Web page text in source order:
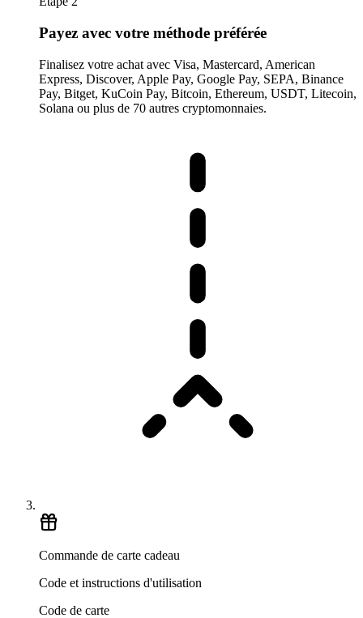
Payez avec votre méthode préférée
Finalisez votre achat avec Visa, Mastercard, American
Express, Discover, Apple Pay, Google Pay, SEPA, Binance
Pay, Bitget, KuCoin Pay, Bitcoin, Ethereum, USDT, Litecoin,
Solana ou plus de 70 autres cryptomonnaies.
Commande de carte cadeau
Code et instructions d'utilisation
Code de carte